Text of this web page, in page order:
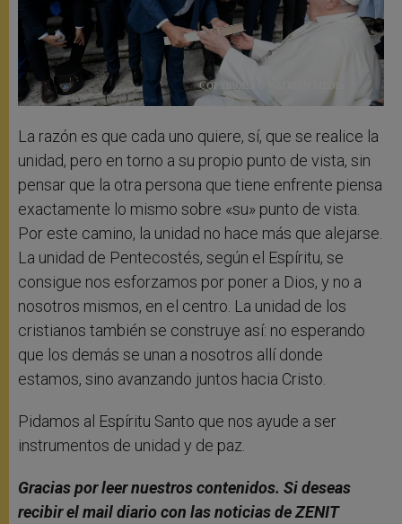
La razón es que cada uno quiere, sí, que se realice la
unidad, pero en torno a su propio punto de vista, sin
pensar que la otra persona que tiene enfrente piensa
exactamente lo mismo sobre «su» punto de vista.
Por este camino, la unidad no hace más que alejarse.
La unidad de Pentecostés, según el Espíritu, se
consigue nos esforzamos por poner a Dios, y no a
nosotros mismos, en el centro. La unidad de los
cristianos también se construye así: no esperando
que los demás se unan a nosotros allí donde
estamos, sino avanzando juntos hacia Cristo.
Pidamos al Espíritu Santo que nos ayude a ser
instrumentos de unidad y de paz.
Gracias por leer nuestros contenidos. Si deseas
recibir el mail diario con las noticias de ZENIT